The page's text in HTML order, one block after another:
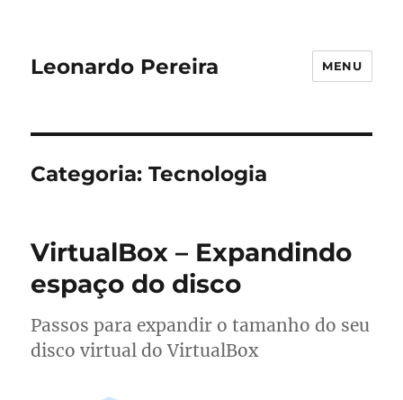
Leonardo Pereira MENU
Categoria:Tecnologia
VirtualBox – Expandindo
espaço do disco
Passos para expandir o tamanho do seu
disco virtual do VirtualBox